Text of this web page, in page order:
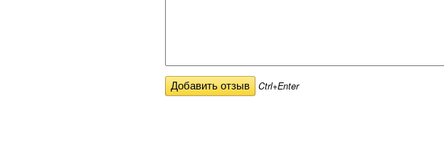
Ctrl+Enter